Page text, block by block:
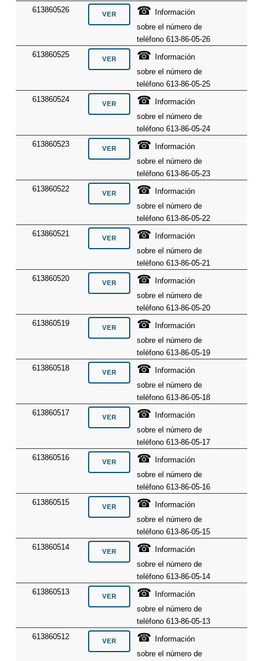
613860526
☎
Información
sobre el número de
teléfono 613-86-05-26
613860525
☎
Información
sobre el número de
teléfono 613-86-05-25
613860524
☎
Información
sobre el número de
teléfono 613-86-05-24
613860523
☎
Información
sobre el número de
teléfono 613-86-05-23
613860522
☎
Información
sobre el número de
teléfono 613-86-05-22
613860521
☎
Información
sobre el número de
teléfono 613-86-05-21
613860520
☎
Información
sobre el número de
teléfono 613-86-05-20
613860519
☎
Información
sobre el número de
teléfono 613-86-05-19
613860518
☎
Información
sobre el número de
teléfono 613-86-05-18
613860517
☎
Información
sobre el número de
teléfono 613-86-05-17
613860516
☎
Información
sobre el número de
teléfono 613-86-05-16
613860515
☎
Información
sobre el número de
teléfono 613-86-05-15
613860514
☎
Información
sobre el número de
teléfono 613-86-05-14
613860513
☎
Información
sobre el número de
teléfono 613-86-05-13
613860512
☎
Información
sobre el número de